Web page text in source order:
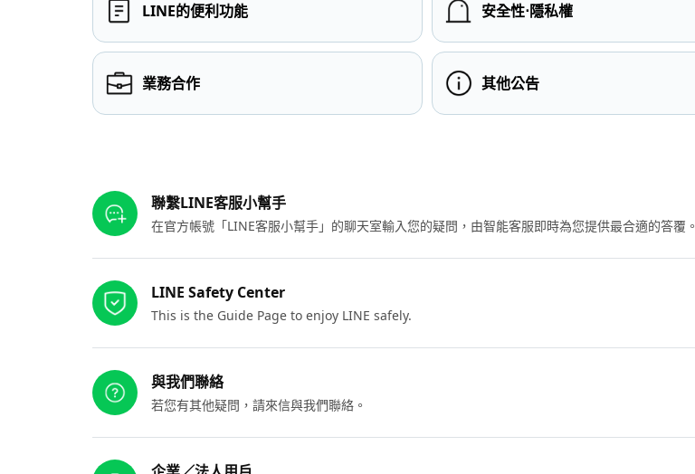
LINE的便利功能 安全性⋅隱私權
業務合作 其他公告
聯繫LINE客服小幫手
在官方帳號「LINE客服小幫手」的聊天室輸入您的疑問，由智能客服即時為您提供最合適的答覆。
LINE Safety Center
This is the Guide Page to enjoy LINE safely.
與我們聯絡
若您有其他疑問，請來信與我們聯絡。